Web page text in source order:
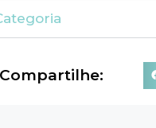
Compartilhe: